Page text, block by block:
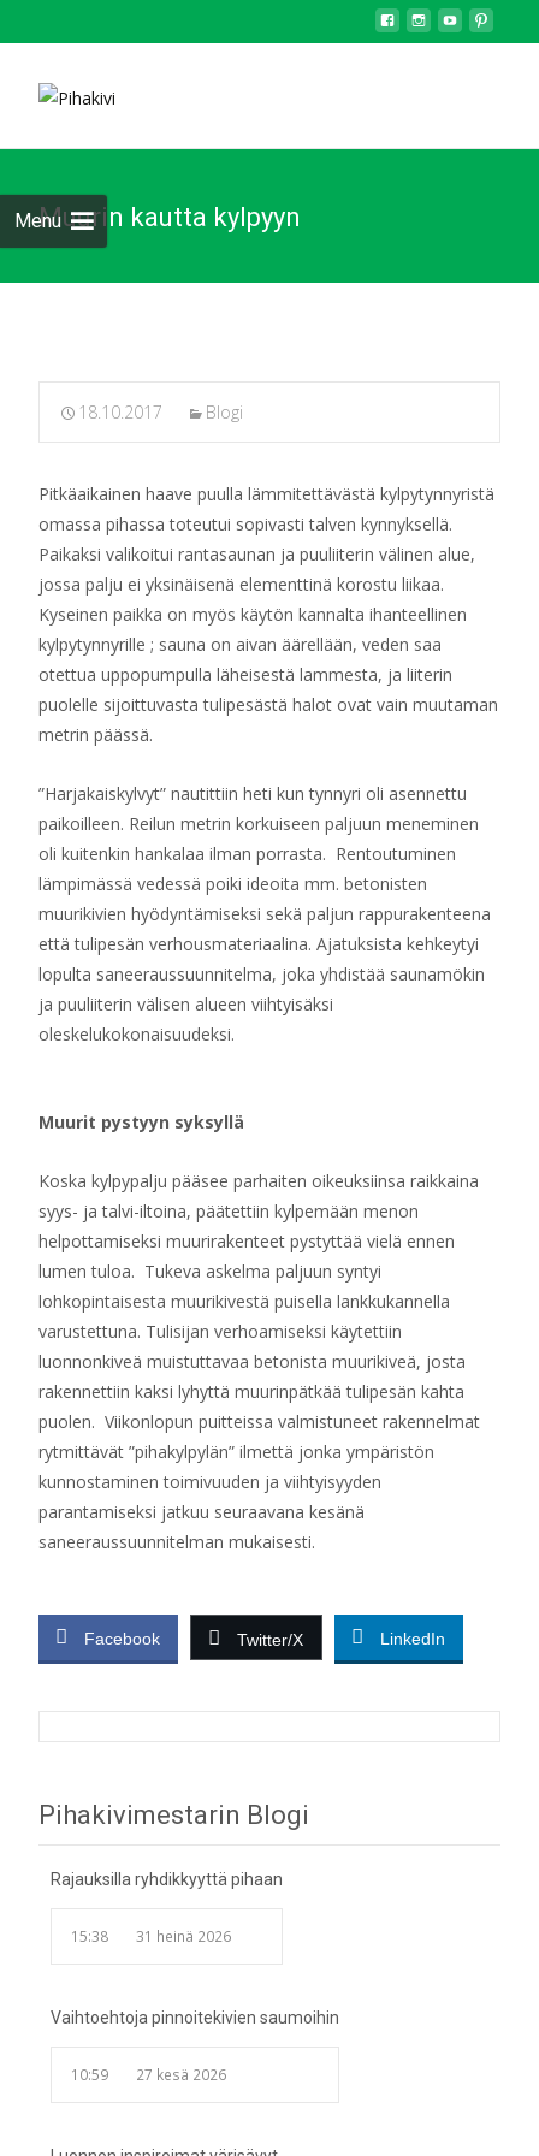
MenuMuurin kautta kylpyyn
18.10.2017 Blogi
Pitkäaikainen haave puulla lämmitettävästä kylpytynnyristä
omassa pihassa toteutui sopivasti talven kynnyksellä.
Paikaksi valikoitui rantasaunan ja puuliiterin välinen alue,
jossa palju ei yksinäisenä elementtinä korostu liikaa.
Kyseinen paikka on myös käytön kannalta ihanteellinen
kylpytynnyrille ; sauna on aivan äärellään, veden saa
otettua uppopumpulla läheisestä lammesta, ja liiterin
puolelle sijoittuvasta tulipesästä halot ovat vain muutaman
metrin päässä.
”Harjakaiskylvyt” nautittiin heti kun tynnyri oli asennettu
paikoilleen. Reilun metrin korkuiseen paljuun meneminen
oli kuitenkin hankalaa ilman porrasta. Rentoutuminen
lämpimässä vedessä poiki ideoita mm. betonisten
muurikivien hyödyntämiseksi sekä paljun rappurakenteena
että tulipesän verhousmateriaalina. Ajatuksista kehkeytyi
lopulta saneeraussuunnitelma, joka yhdistää saunamökin
ja puuliiterin välisen alueen viihtyisäksi
oleskelukokonaisuudeksi.
Muurit pystyyn syksyllä
Koska kylpypalju pääsee parhaiten oikeuksiinsa raikkaina
syys- ja talvi-iltoina, päätettiin kylpemään menon
helpottamiseksi muurirakenteet pystyttää vielä ennen
lumen tuloa. Tukeva askelma paljuun syntyi
lohkopintaisesta muurikivestä puisella lankkukannella
varustettuna. Tulisijan verhoamiseksi käytettiin
luonnonkiveä muistuttavaa betonista muurikiveä, josta
rakennettiin kaksi lyhyttä muurinpätkää tulipesän kahta
puolen. Viikonlopun puitteissa valmistuneet rakennelmat
rytmittävät ”pihakylpylän” ilmettä jonka ympäristön
kunnostaminen toimivuuden ja viihtyisyyden
parantamiseksi jatkuu seuraavana kesänä
saneeraussuunnitelman mukaisesti.
Facebook Twitter/X LinkedIn
Post
navigation
Pihakivimestarin Blogi
Rajauksilla ryhdikkyyttä pihaan
15:38 31 heinä 2026
Vaihtoehtoja pinnoitekivien saumoihin
10:59 27 kesä 2026